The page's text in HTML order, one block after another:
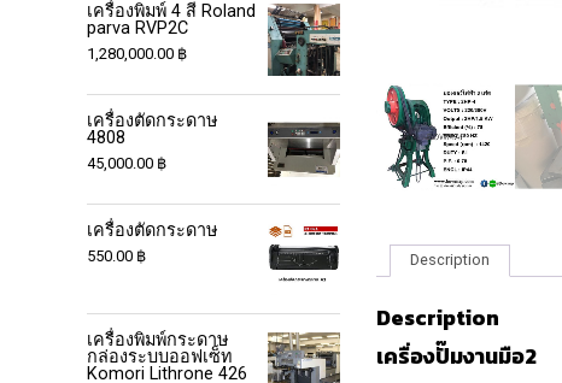
เครื่องพิมพ์ 4 สี Roland
parva RVP2C
1,280,000.00 ฿
เครื่องตัดกระดาษ
4808
45,000.00 ฿
เครื่องตัดกระดาษ
550.00 ฿
เครื่องพิมพ์กระดาษ
กล่องระบบออฟเซ็ท
Komori Lithrone 426
Description
Description
เครื่องปั๊มงานมือ2